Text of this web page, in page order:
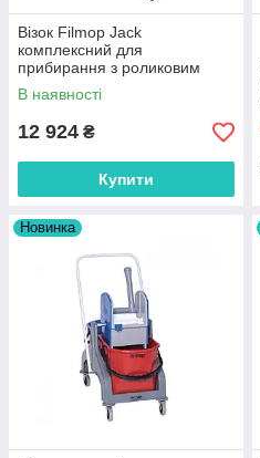
Візок Filmop Jack
комплексний для
прибирання з роликовим
віджимом
В наявності
12 924 ₴
Купити
Новинка